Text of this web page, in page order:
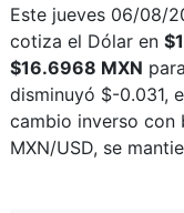
Este jueves 06/08/
cotiza el Dólar en
$16.6968 MXN
disminuyó $-0.031,
cambio inverso con
MXN/USD, se